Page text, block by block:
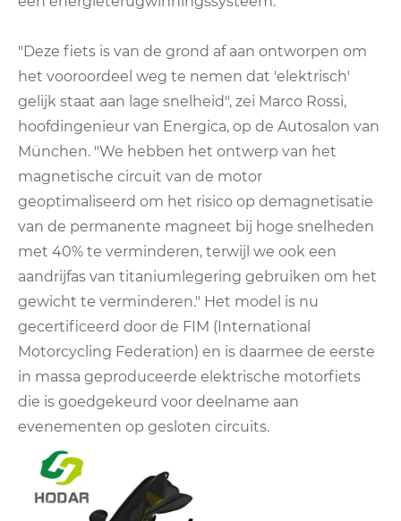
"Deze fiets is van de grond af aan ontworpen om
het vooroordeel weg te nemen dat 'elektrisch'
gelijk staat aan lage snelheid", zei Marco Rossi,
hoofdingenieur van Energica, op de Autosalon van
München. "We hebben het ontwerp van het
magnetische circuit van de motor
geoptimaliseerd om het risico op demagnetisatie
van de permanente magneet bij hoge snelheden
met 40% te verminderen, terwijl we ook een
aandrijfas van titaniumlegering gebruiken om het
gewicht te verminderen." Het model is nu
gecertificeerd door de FIM (International
Motorcycling Federation) en is daarmee de eerste
in massa geproduceerde elektrische motorfiets
die is goedgekeurd voor deelname aan
evenementen op gesloten circuits.